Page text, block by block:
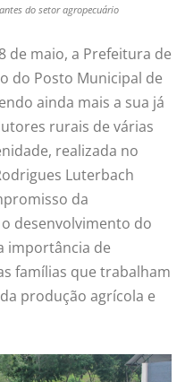
do setor agropecuário
de maio, a Prefeitura de
do Posto Municipal de
ainda mais a sua já
rurais de várias
realizada no
Luterbach
da
desenvolvimento do
importância de
famílias que trabalham
produção agrícola e